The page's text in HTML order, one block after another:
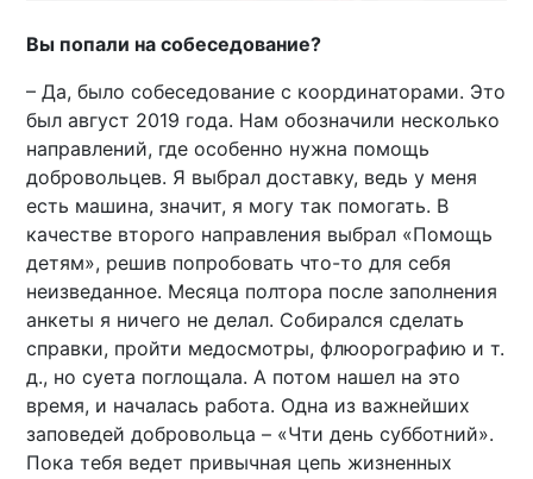
Вы попали на собеседование?
– Да, было собеседование с координаторами. Это
был август 2019 года. Нам обозначили несколько
направлений, где особенно нужна помощь
добровольцев. Я выбрал доставку, ведь у меня
есть машина, значит, я могу так помогать. В
качестве второго направления выбрал «Помощь
детям», решив попробовать что-то для себя
неизведанное. Месяца полтора после заполнения
анкеты я ничего не делал. Собирался сделать
справки, пройти медосмотры, флюорографию и т.
д., но суета поглощала. А потом нашел на это
время, и началась работа. Одна из важнейших
заповедей добровольца – «Чти день субботний».
Пока тебя ведет привычная цепь жизненных